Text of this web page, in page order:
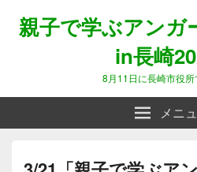
親子で学ぶアンガ
in長崎
8月11日に長崎市役
メニ